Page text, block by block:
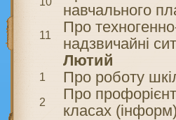
навчального
11
Про
надзвичайні
Лютий
1 Про роботу
2
Про
класах (інформ)